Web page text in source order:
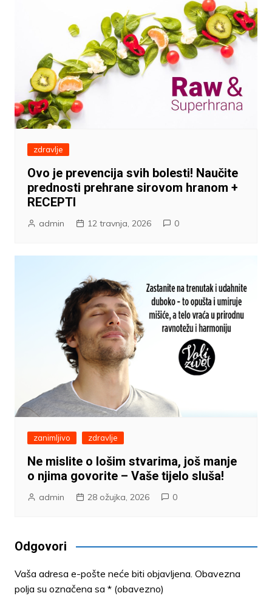
zdravlje
Ovo je prevencija svih bolesti! Naučite
prednosti prehrane sirovom hranom +
RECEPTI
admin 12 travnja, 2026 0
zanimljivo zdravlje
Ne mislite o lošim stvarima, još manje
o njima govorite – Vaše tijelo sluša!
admin 28 ožujka, 2026 0
Odgovori
Vaša adresa e-pošte neće biti objavljena. Obavezna
polja su označena sa * (obavezno)